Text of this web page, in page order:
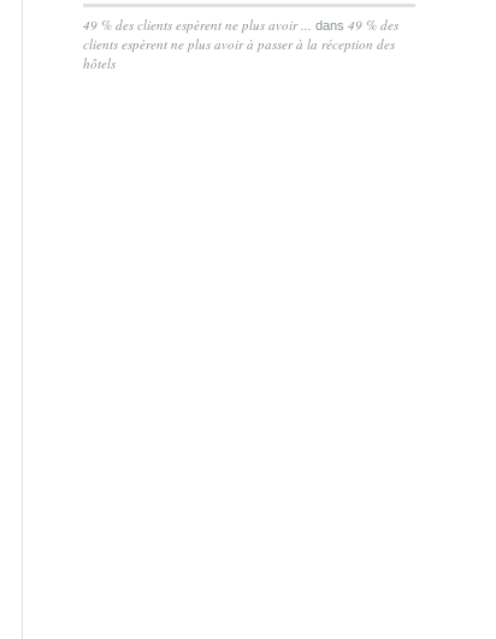
49 % des clients espèrent ne plus avoir ... dans49 % des
clients espèrent ne plus avoir à passer à la réception des
hôtels